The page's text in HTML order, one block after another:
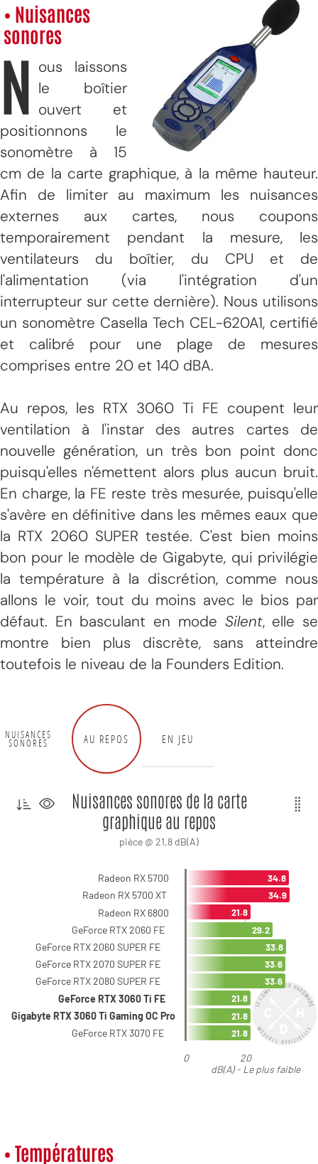
• Nuisances
sonores
N ous laissons
le boîtier
ouvert et
positionnons le
sonomètre à 15
cm de la carte graphique, à la même hauteur.
Afin de limiter au maximum les nuisances
externes aux cartes, nous coupons
temporairement pendant la mesure, les
ventilateurs du boîtier, du CPU et de
l'alimentation (via l'intégration d'un
interrupteur sur cette dernière). Nous utilisons
un sonomètre Casella Tech CEL-620A1, certifié
et calibré pour une plage de mesures
comprises entre 20 et 140 dBA.
Au repos, les RTX 3060 Ti FE coupent leur
ventilation à l'instar des autres cartes de
nouvelle génération, un très bon point donc
puisqu'elles n'émettent alors plus aucun bruit.
En charge, la FE reste très mesurée, puisqu'elle
s'avère en définitive dans les mêmes eaux que
la RTX 2060 SUPER testée. C'est bien moins
bon pour le modèle de Gigabyte, qui privilégie
la température à la discrétion, comme nous
allons le voir, tout du moins avec le bios par
défaut. En basculant en mode Silent, elle se
montre bien plus discrète, sans atteindre
toutefois le niveau de la Founders Edition.
• Températures